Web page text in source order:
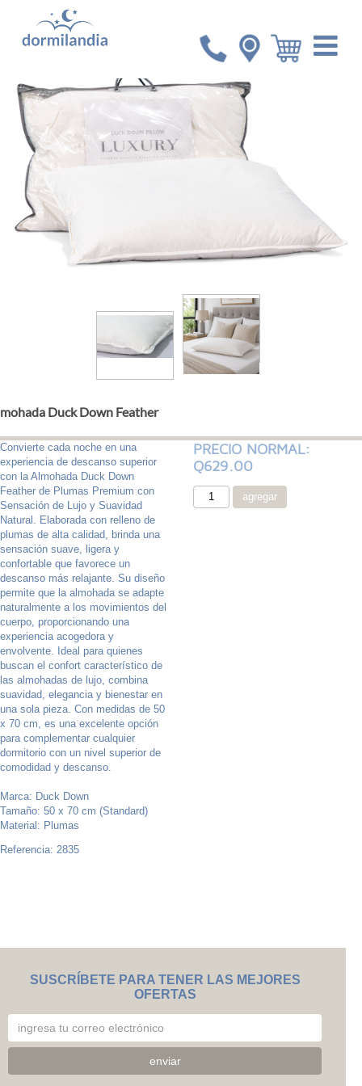
Inicio Accesorios Almohada Duck Down Feather
Duck Down Feather
Convierte cada noche en una
experiencia de descanso superior
con la Almohada Duck Down
Feather de Plumas Premium con
Sensación de Lujo y Suavidad
Natural. Elaborada con relleno de
plumas de alta calidad, brinda una
sensación suave, ligera y
confortable que favorece un
descanso más relajante. Su diseño
permite que la almohada se adapte
naturalmente a los movimientos del
cuerpo, proporcionando una
experiencia acogedora y
envolvente. Ideal para quienes
buscan el confort característico de
las almohadas de lujo, combina
suavidad, elegancia y bienestar en
una sola pieza. Con medidas de 50
x 70 cm, es una excelente opción
para complementar cualquier
dormitorio con un nivel superior de
comodidad y descanso.
Marca: Duck Down
Tamaño: 50 x 70 cm (Standard)
Material: Plumas
Referencia: 2835
PRECIO NORMAL:
Q629.00
SUSCRÍBETE PARA TENER LAS MEJORES
OFERTAS